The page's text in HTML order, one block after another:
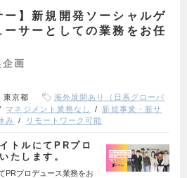
ー】新規開発ソーシャルゲ
サーとしての業務をお任
画
東京都
海外展開あり（日系グローバ
マネジメント業務なし
新規事業・新サ
み リモートワーク可能
トルにてPRプロ
たします。
PRプロデュース業務をお